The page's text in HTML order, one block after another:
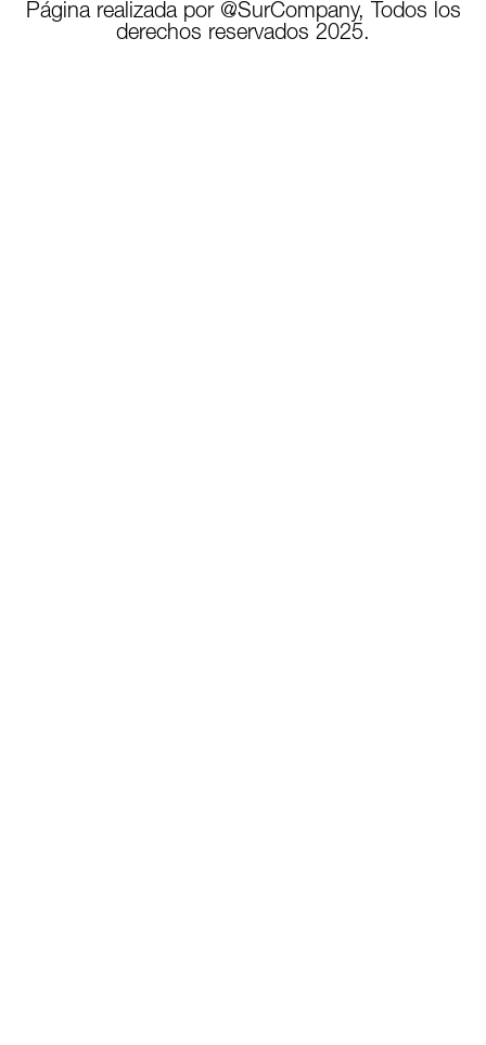
Página realizada por @SurCompany, Todos los
derechos reservados 2025.